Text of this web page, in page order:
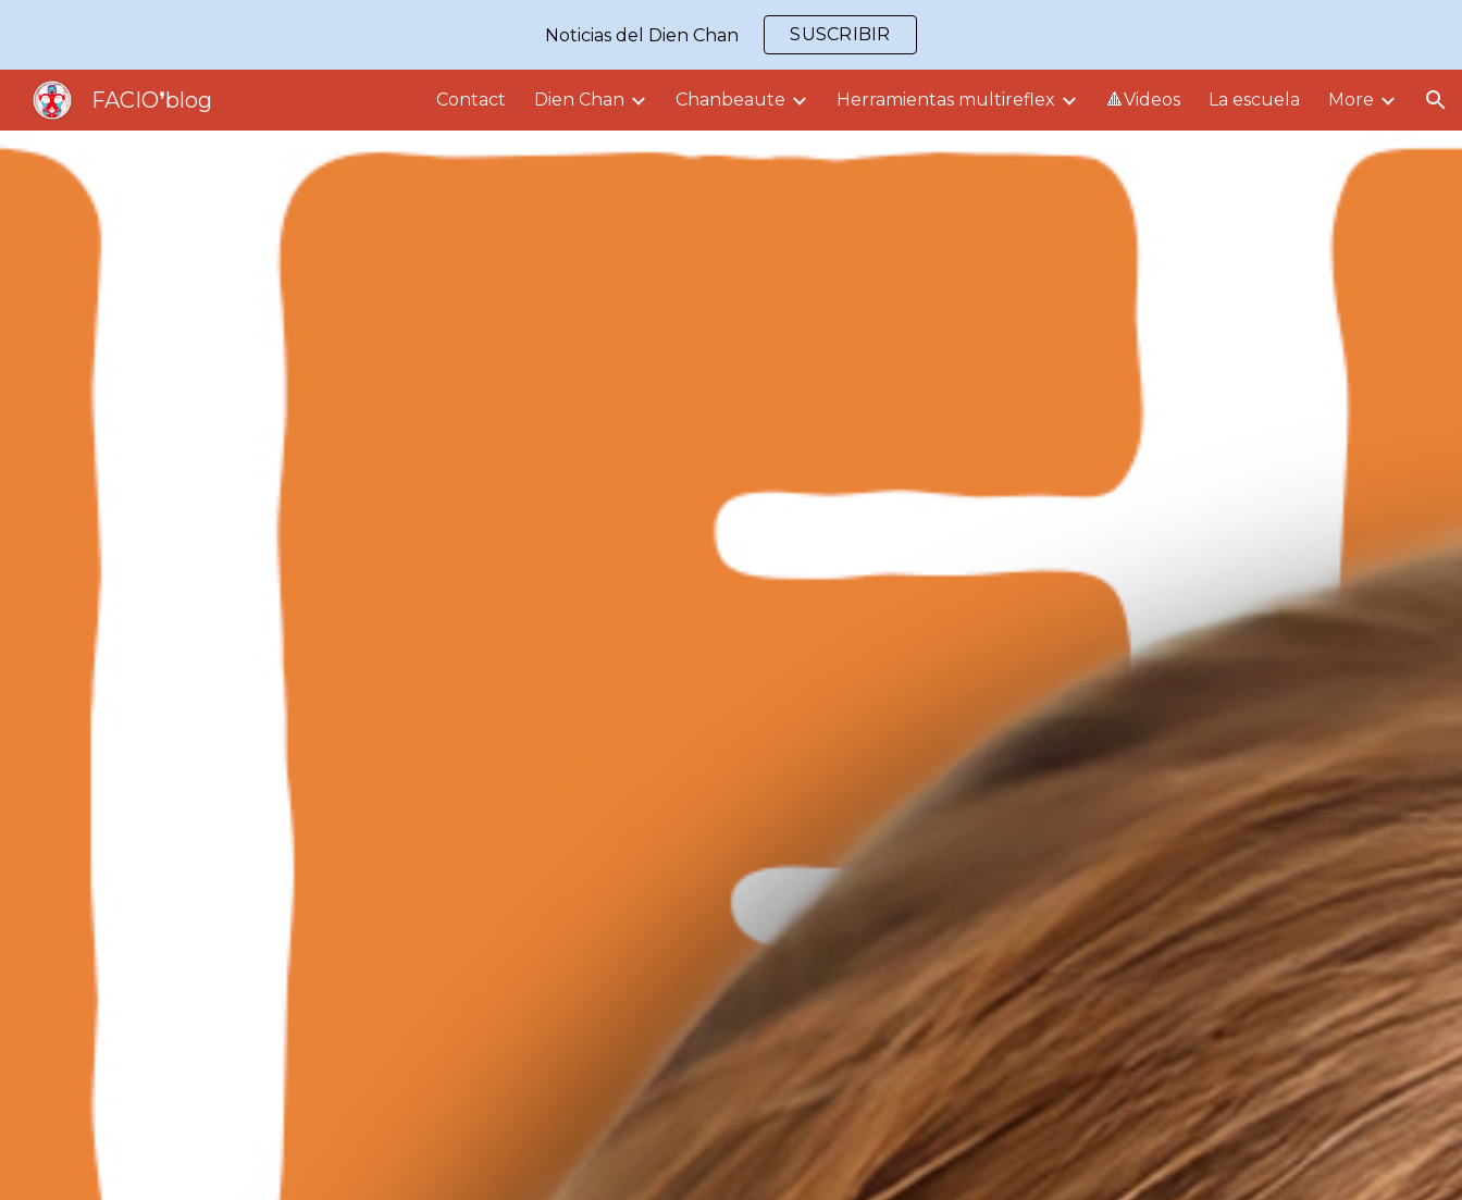
Skip to main content Skip to navigation
Noticias del Dien Chan SUSCRIBIR
FACIO❜blog Contact Dien Chan Chanbeaute Herramientas multireflex 🔺Videos La escuela More